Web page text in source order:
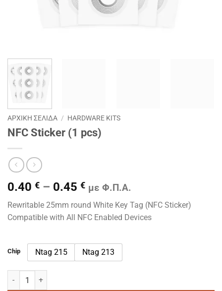
ΑΡΧΙΚΉ ΣΕΛΊΔΑ / HARDWARE KITS
NFC Sticker (1 pcs)
0.40 € – 0.45 €Price
0.40 €
through
με Φ.Π.Α.
Rewritable 25mm round White Key Tag (NFC Sticker)
Compatible with All NFC Enabled Devices
Chip Ntag 215 Ntag 213
NFC Sticker (1 pcs) ποσότητα